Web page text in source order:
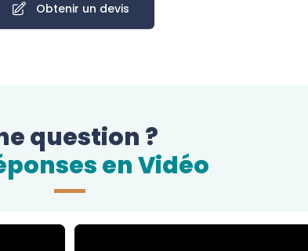
Obtenir un devis
question ?
en Vidéo